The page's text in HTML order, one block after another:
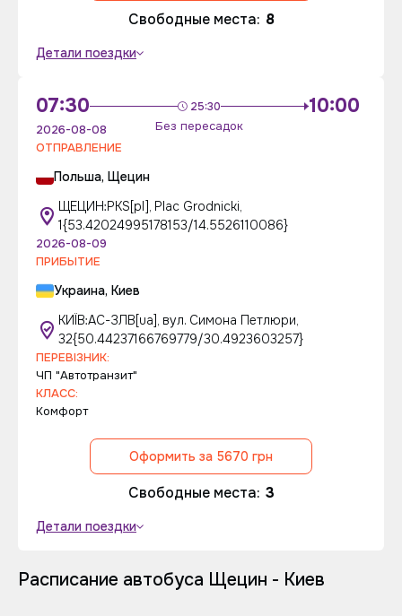
Свободные места: 8
Детали поездки
07:30 25:30
Без пересадок
10:00
2026-08-08
ОТПРАВЛЕНИЕ
Польша, Щецин
ЩЕЦИН:PKS[pl], Plac Grodnicki,
1{53.42024995178153/14.5526110086}
2026-08-09
ПРИБЫТИЕ
Украина, Киев
КИЇВ:АС-ЗЛВ[ua], вул. Симона Петлюри,
32{50.44237166769779/30.4923603257}
ПЕРЕВІЗНИК:
ЧП "Автотранзит"
КЛАСС:
Комфорт
Оформить за 5670 грн
Свободные места: 3
Детали поездки
Расписание автобуса Щецин - Киев